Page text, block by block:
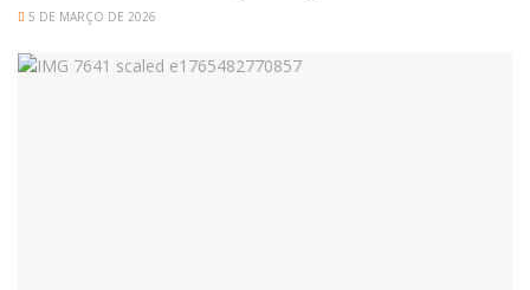
5 DE MARÇO DE 2026